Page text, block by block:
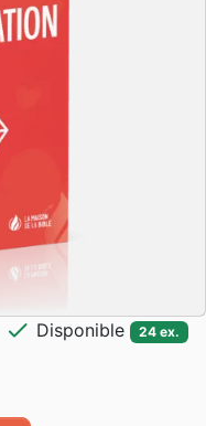
check Disponible 24 ex.